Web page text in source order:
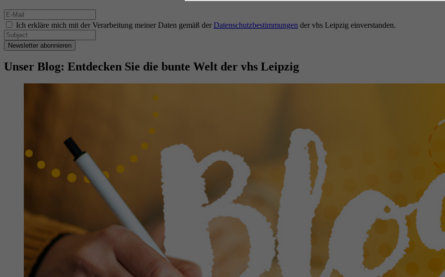
Ich erkläre mich mit der Verarbeitung meiner Daten gemäß der Datenschutzbestimmungen der vhs Leipzig einverstanden.
Newsletter abonnieren
Unser Blog: Entdecken Sie die bunte Welt der vhs Leipzig